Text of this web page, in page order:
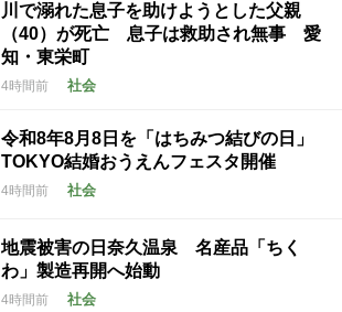
川で溺れた息子を助けようとした父親
（40）が死亡 息子は救助され無事 愛
知・東栄町
4時間前 社会
令和8年8月8日を「はちみつ結びの日」
TOKYO結婚おうえんフェスタ開催
4時間前 社会
地震被害の日奈久温泉 名産品「ちく
わ」製造再開へ始動
4時間前 社会